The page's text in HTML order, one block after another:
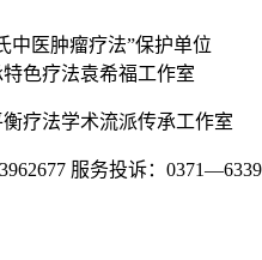
中医肿瘤疗法”保护单位
色疗法袁希福工作室
疗法学术流派传承工作室
服务投诉：